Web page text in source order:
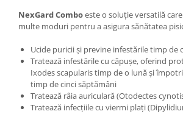
NexGard Comboeste o soluție versatilă
multe moduri pentru a asigura sănătatea
Ucide puricii și previne infestările timp de
Tratează infestările cu căpușe, oferind
Ixodes scapularis timp de o lună și
timp de cinci săptămâni
Tratează râia auriculară (Otodectes
Tratează infecțiile cu viermi plați